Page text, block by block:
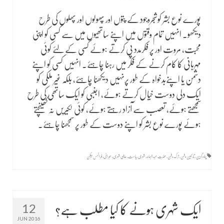
پورے نوع بشر کوشجرِوجود کے پتوں اور پھولوں اور پھلوں کی طرح
دیکھو۔ انہیں تمام وقتوں میں اپنے ساتھیوں میں سے کسی کو اپنی
محبت، مروت اور پر فکرمدد پی کرتے ہوئے کسی کے لئے کوئی
مہربانی کا کام کرنے کے فکر میں رہنا چاہئے۔ انہیں کسی کو اپنے
دشمن یا اپنےبدخواہ کے طور پرنہیں دیکھنا چاہئے، بلکہ غیر ملکی کو
ایک دلی دوست خیال کرتے ہوئے، اجنبی کو ایک ساتھی کی طرح
سمجھتے ہوئے، تعصب سے آزاد رہتے ہوئے، کوئی لکیریں نہ کھینچتے
ہوئے پورے نوع بشر کو اپنے دوست کے طور پر سمجھنا چاہئے۔
پناہ گزین ,تارکین وطن ,ترک وطن ,حضرت عبدالبہاء,شہری ریاست, عالمی شہری, عبرانی,فرانسس بیکن
12
JUN 2016
ایک شہری ہونے کا کیا مطلب ہے؟